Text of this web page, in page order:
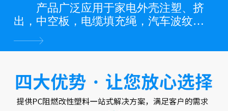
产品广泛应用于家电外壳注塑、挤
出，中空板，电缆填充绳，汽车波纹
管，缠绕管，电力管道，PP管，PP板
材，PP片材，PP膜等各类PP料阻燃制品